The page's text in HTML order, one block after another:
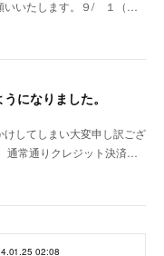
いいたします。９/ １（…
になりました。
してしまい大変申し訳ござ
通常通りクレジット決済…
02:08